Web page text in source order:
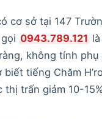
cơ sở tại 147
0943.789.121
không tính
tiếng Chăm
thị trấn giảm 10-